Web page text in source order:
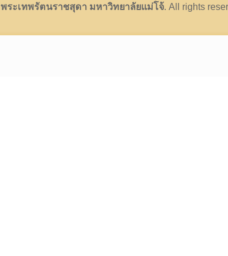
พระเทพรัตนราชสุดา มหาวิทยาลัยแม่โจ้. All rights